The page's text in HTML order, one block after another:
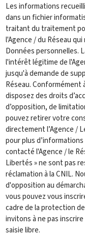
Les informations
dans un fichier
traitant du traitement
l'Agence / du Réseau
Données personnelles.
l'intérêt légitime de
jusqu'à demande de
Réseau. Conformément
disposez des droits
d’opposition, de
pouvez retirer votre
directement l’Agence /
pour plus
contacté l'Agence / le
Libertés » ne sont pas
réclamation à la CNIL.
d'opposition au
vous pouvez vous
cadre de la protection
invitons à ne pas
saisie libre.